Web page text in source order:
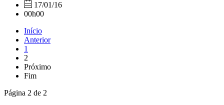
17/01/16
00h00
Início
Anterior
1
2
Próximo
Fim
Página 2 de 2